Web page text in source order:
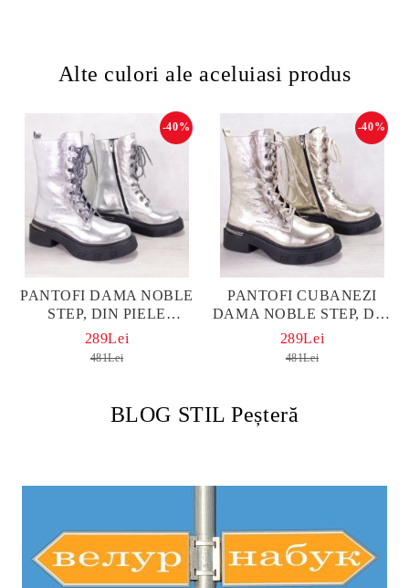
Alte culori ale aceluiasi produs
PANTOFI DAMA NOBLE
STEP, DIN PIELE
NATURALA DE
CULOARE ARGINTIE
-40%
289Lei
481Lei
PANTOFI CUBANEZI
DAMA NOBLE STEP, DIN
PIELE NATURALA AURIU
-40%
289Lei
481Lei
BLOG STIL Peșteră